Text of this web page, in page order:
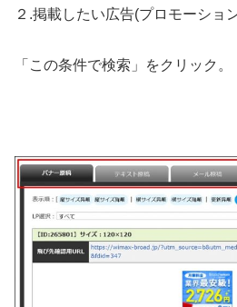
２.掲載したい広告(プロモーショ
「この条件で検索」をクリック。